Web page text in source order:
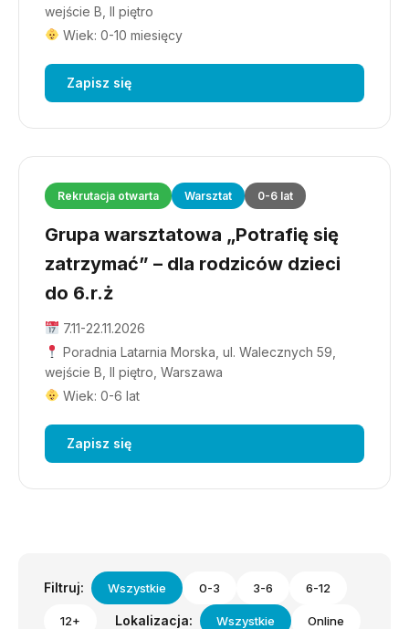
wejście B, II piętro
Wiek: 0-10 miesięcy
Zapisz się
Rekrutacja otwarta Warsztat 0-6 lat
Grupa warsztatowa „Potrafię się
zatrzymać” – dla rodziców dzieci
do 6.r.ż
7.11-22.11.2026
Poradnia Latarnia Morska, ul. Walecznych 59,
wejście B, II piętro, Warszawa
Wiek: 0-6 lat
Zapisz się
Filtruj: Wszystkie 0-3 3-6 6-12
12+ Lokalizacja: Wszystkie Online